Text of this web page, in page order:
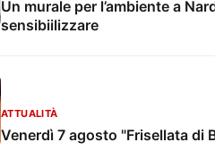
Un murale per l’ambiente a
sensibiilizzare
ATTUALITÀ
Venerdì 7 agosto "Frisellata di